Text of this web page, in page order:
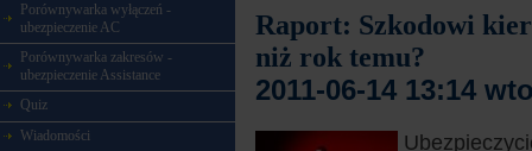
Porównywarka wyłączeń -
ubezpieczenie AC
Porównywarka zakresów -
ubezpieczenie Assistance
Quiz
Wiadomości
Raport: Szkodowi
niż rok temu?
2011-06-14 13:14